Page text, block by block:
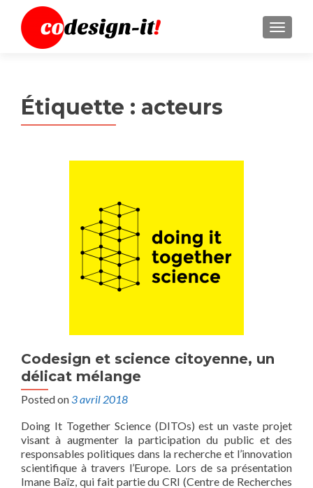
MENU
Étiquette : acteurs
Codesign et science citoyenne, un
délicat mélange
Posted on 3 avril 2018
Doing It Together Science (DITOs) est un vaste projet
visant à augmenter la participation du public et des
responsables politiques dans la recherche et l’innovation
scientifique à travers l’Europe. Lors de sa présentation
Imane Baïz, qui fait partie du CRI (Centre de Recherches